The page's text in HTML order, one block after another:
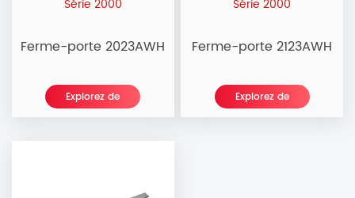
Série 2000
Ferme-porte 2023AWH
Explorez de
Série 2000
Ferme-porte 2123AWH
Explorez de